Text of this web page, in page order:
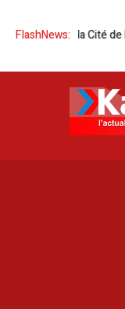
FlashNews:
à la Cité de la culture